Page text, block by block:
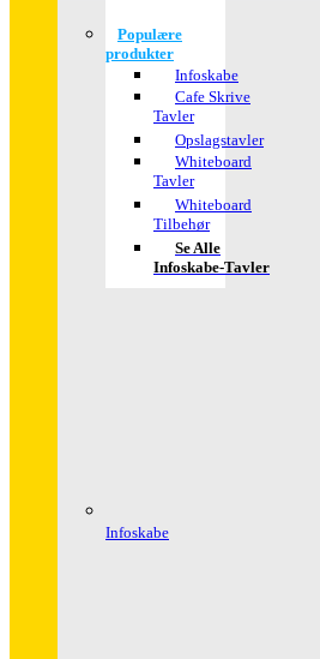
Populære
produkter
Infoskabe
Cafe Skrive
Tavler
Opslagstavler
Whiteboard
Tavler
Whiteboard
Tilbehør
Se Alle
Infoskabe-Tavler
Infoskabe